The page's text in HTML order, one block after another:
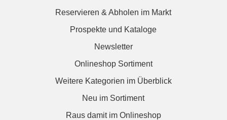
Reservieren & Abholen im Markt
Prospekte und Kataloge
Newsletter
Onlineshop Sortiment
Weitere Kategorien im Überblick
Neu im Sortiment
Raus damit im Onlineshop